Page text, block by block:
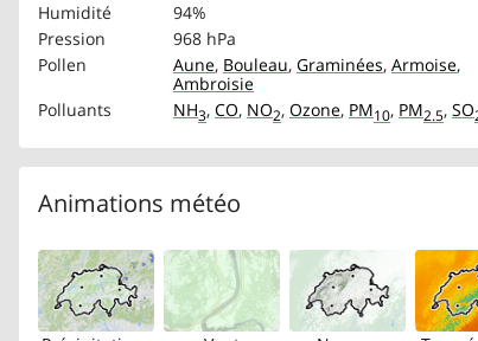
Humidité
94%
Pression
968 hPa
Pollen
Aune, Bouleau, Graminées, Armoise,
Ambroisie
Polluants
NH3, CO, NO2, Ozone, PM10, PM2.5, SO
Animations météo